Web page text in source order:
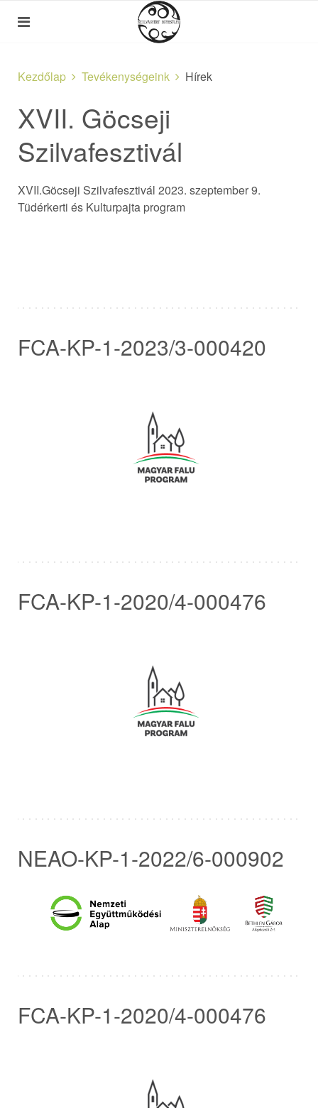
Kezdőlap Tevékenységeink Hírek
XVII. Göcseji
Szilvafesztivál
XVII.Göcseji Szilvafesztivál 2023. szeptember 9.
Tüdérkerti és Kulturpajta program
FCA-KP-1-2023/3-000420
FCA-KP-1-2020/4-000476
NEAO-KP-1-2022/6-000902
FCA-KP-1-2020/4-000476